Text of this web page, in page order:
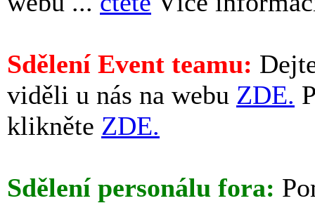
Sdělení Event teamu:
viděli u nás na webu ZDE.
klikněte ZDE.
Sdělení personálu fora: